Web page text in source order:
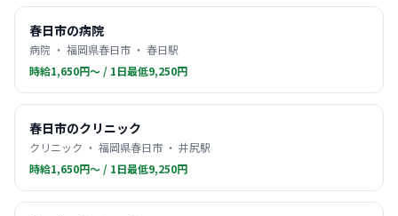
春日市の病院
病院 ・ 福岡県春日市 ・ 春日駅
時給1,650円〜 / 1日最低9,250円
春日市のクリニック
クリニック ・ 福岡県春日市 ・ 井尻駅
時給1,650円〜 / 1日最低9,250円